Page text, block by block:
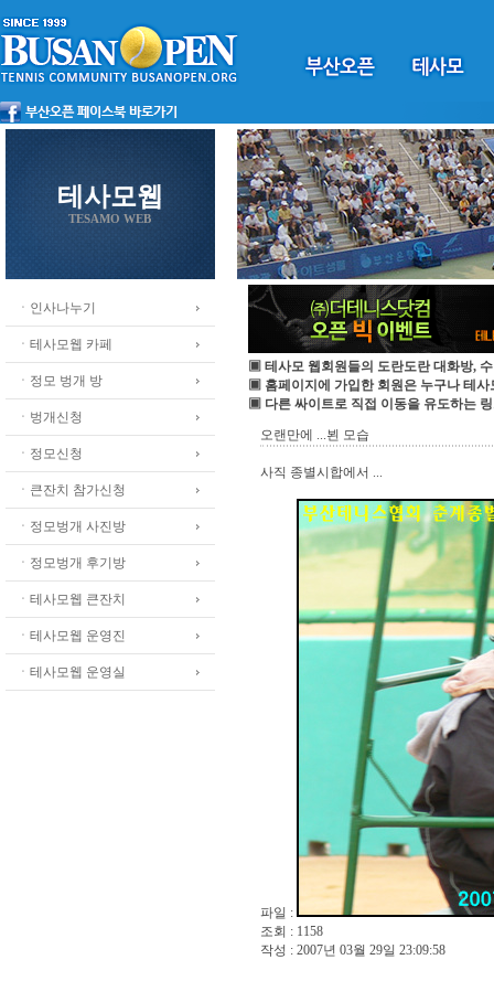
테사모웹
TESAMO WEB
ㆍ인사나누기
ㆍ테사모웹 카페
ㆍ정모 벙개 방
ㆍ벙개신청
ㆍ정모신청
ㆍ큰잔치 참가신청
ㆍ정모벙개 사진방
ㆍ정모벙개 후기방
ㆍ테사모웹 큰잔치
ㆍ테사모웹 운영진
ㆍ테사모웹 운영실
▣ 테사모 웹회원들의 도란도란 대화방,
▣ 홈페이지에 가입한 회원은 누구나 테사
▣ 다른 싸이트로 직접 이동을 유도하는
오랜만에 ...뵌 모습
사직 종별시합에서 ...
파일 :
조회 : 1158
작성 : 2007년 03월 29일 23:09:58